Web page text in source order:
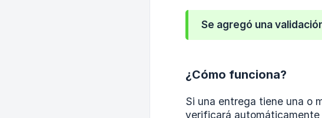
Se agregó una
¿Cómo funciona?
Si una entrega tiene una o
verificará automáticamente